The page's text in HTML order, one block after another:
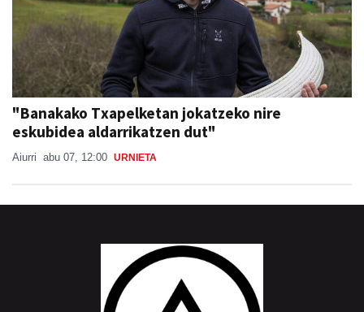
"Banakako Txapelketan jokatzeko nire
eskubidea aldarrikatzen dut"
Aiurri abu 07, 12:00 URNIETA